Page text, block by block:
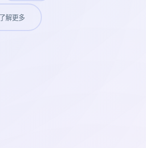
解更多